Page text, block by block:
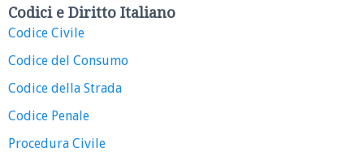
Codici e Diritto Italiano
Codice Civile
Codice del Consumo
Codice della Strada
Codice Penale
Procedura Civile